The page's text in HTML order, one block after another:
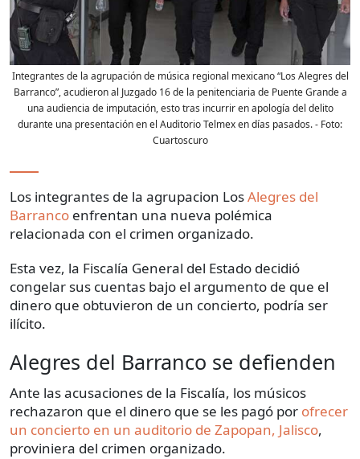
Integrantes de la agrupación de música regional mexicano “Los Alegres del
Barranco”, acudieron al Juzgado 16 de la penitenciaria de Puente Grande a
una audiencia de imputación, esto tras incurrir en apología del delito
durante una presentación en el Auditorio Telmex en días pasados.- Foto:
Cuartoscuro
Los integrantes de la agrupacion LosAlegres del
Barranco enfrentan una nueva polémica
relacionada con el crimen organizado.
Esta vez, la Fiscalía General del Estado decidió
congelar sus cuentas bajo el argumento de que el
dinero que obtuvieron de un concierto, podría ser
ilícito.
Alegres del Barranco se defienden
Ante las acusaciones de la Fiscalía, los músicos
rechazaron que el dinero que se les pagó por ofrecer
un concierto en un auditorio de Zapopan, Jalisco,
proviniera del crimen organizado.